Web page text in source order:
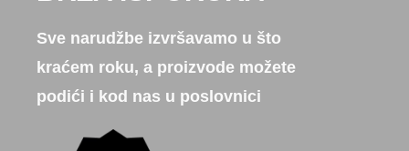
Sve narudžbe izvršavamo u što
kraćem roku, a proizvode možete
podići i kod nas u poslovnici